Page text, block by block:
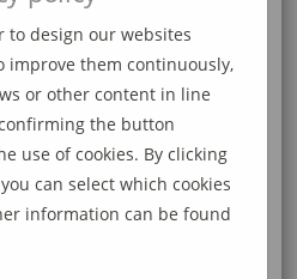
Jooß, Luis Wiest
Frederik Irmscher, Aaron
van Husen, Joey Peinke,
Levin Häuser, Luca Herwig,
Martin Landthaler
to design our websites
improve them continuously,
or other content in line
the button
use of cookies. By clicking
can select which cookies
information can be found